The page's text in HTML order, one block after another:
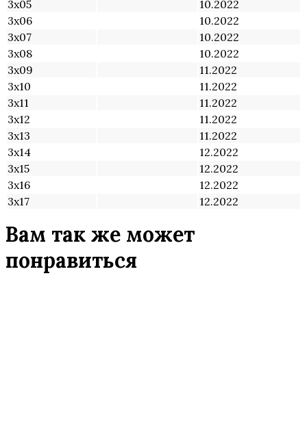
3х05
10.2022
3х06
10.2022
3х07
10.2022
3х08
10.2022
3х09
11.2022
3х10
11.2022
3х11
11.2022
3х12
11.2022
3х13
11.2022
3х14
12.2022
3х15
12.2022
3х16
12.2022
3х17
12.2022
Вам так же может
понравиться